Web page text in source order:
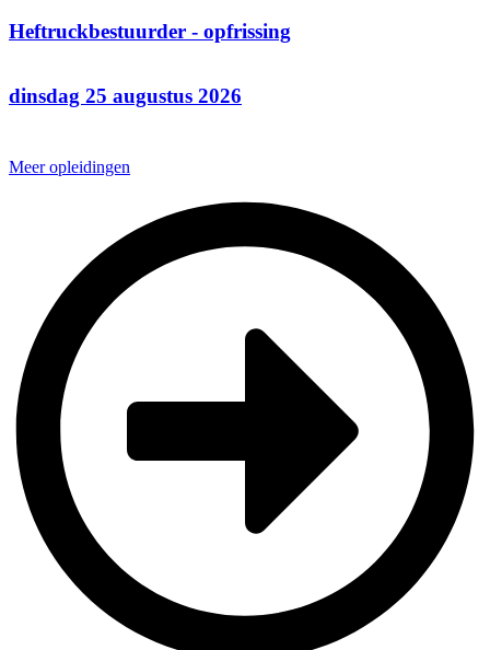
Heftruckbestuurder - opfrissing
dinsdag 25 augustus 2026
Meer opleidingen